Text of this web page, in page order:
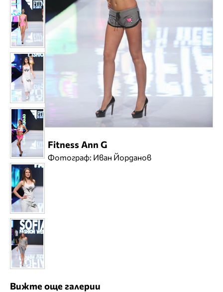
Fitness Ann G
Фотограф: Иван Йорданов
Вижте още галерии